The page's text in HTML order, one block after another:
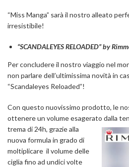
“Miss Manga” sarà il nostro alleato
irresistibile!
“SCANDALEYES RELOADED” by
Per concludere il nostro viaggio nel
non parlare dell’ultimissima novità in
“Scandaleyes Reloaded”!
Con questo nuovissimo prodotto, le
ottenere un volume esagerato dalla
trema di 24h, grazie alla
nuova formula in grado di
moltiplicare il volume delle
ciglia fino ad undici volte